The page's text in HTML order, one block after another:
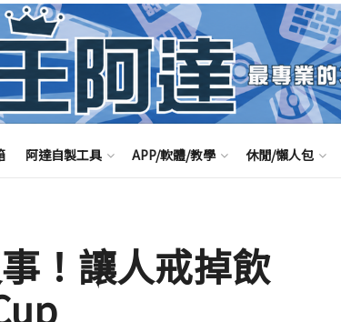
阿達自製工具 APP/軟體/教學 休閒/懶人包
！讓人戒掉飲